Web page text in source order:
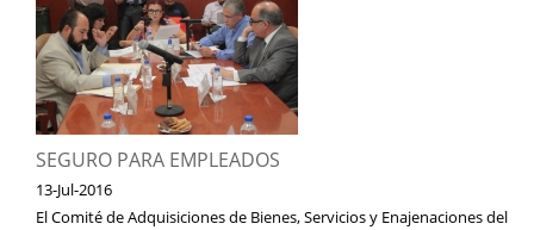
SEGURO PARA EMPLEADOS
13-Jul-2016
El Comité de Adquisiciones de Bienes, Servicios y Enajenaciones del